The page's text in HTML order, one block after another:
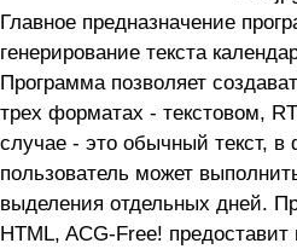
Главное предназначение
генерирование текста
Программа позволяет
трех форматах - текстовом,
случае - это обычный текст, в
пользователь может
выделения отдельных дней.
HTML, ACG-Free!